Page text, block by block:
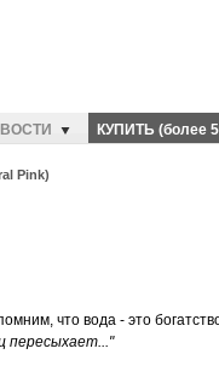
КУПИТЬ (более
Pink)
что вода - это
пересыхает..."